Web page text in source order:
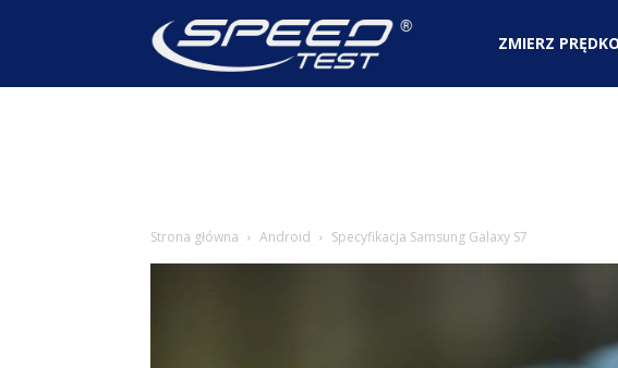
SpeedTest.plZMIERZ
Strona główna Android Specyfikacja Samsung Galaxy S7